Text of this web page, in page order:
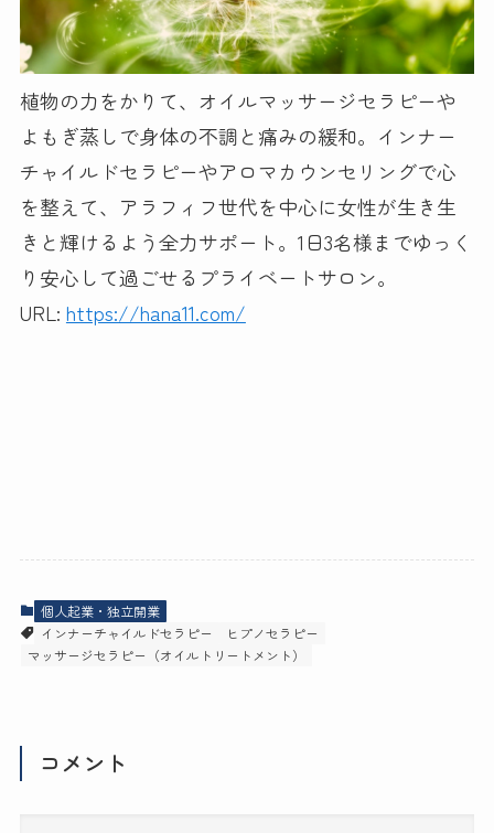
植物の力をかりて、オイルマッサージセラピーや
よもぎ蒸しで身体の不調と痛みの緩和。インナー
チャイルドセラピーやアロマカウンセリングで心
を整えて、アラフィフ世代を中心に女性が生き生
きと輝けるよう全力サポート。1日3名様までゆっく
り安心して過ごせるプライベートサロン。
URL: https://hana11.com/
個人起業・独立開業
インナーチャイルドセラピー
ヒプノセラピー
マッサージセラピー（オイルトリートメント）
コメント